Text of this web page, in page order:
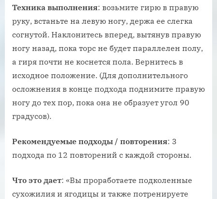
Техника выполнения: возьмите гирю в правую
руку, встаньте на левую ногу, держа ее слегка
согнутой. Наклонитесь вперед, вытянув правую
ногу назад, пока торс не будет параллелен полу,
а гиря почти не коснется пола. Вернитесь в
исходное положение. (Для дополнительного
осложнения в конце подхода поднимите правую
ногу до тех пор, пока она не образует угол 90
градусов).
Рекомендуемые подходы / повторения: 3
подхода по 12 повторений с каждой стороны.
Что это дает: «Вы проработаете подколенные
сухожилия и ягодицы и также потренируете